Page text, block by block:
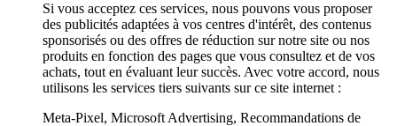
Si vous acceptez ces services, nous pouvons vous proposer
des publicités adaptées à vos centres d'intérêt, des contenus
sponsorisés ou des offres de réduction sur notre site ou nos
produits en fonction des pages que vous consultez et de vos
achats, tout en évaluant leur succès. Avec votre accord, nous
utilisons les services tiers suivants sur ce site internet :
Meta-Pixel, Microsoft Advertising, Recommandations de